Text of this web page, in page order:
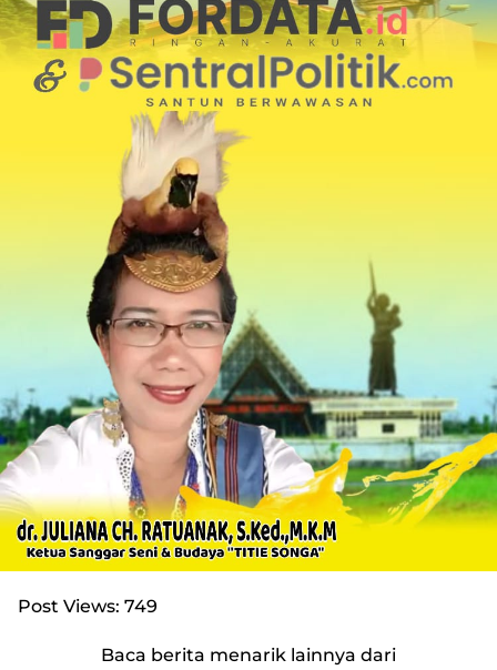
Post Views: 749
Baca berita menarik lainnya dari